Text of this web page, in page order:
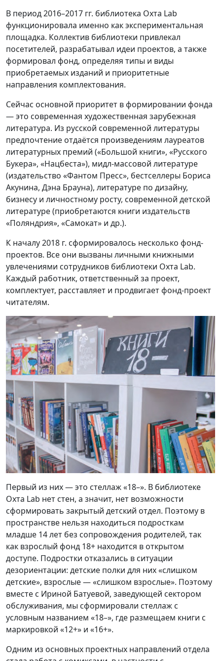
В период 2016–2017 гг. библиотека Oxта Lab
функционировала именно как экспериментальная
площадка. Коллектив библиотеки привлекал
посетителей, разрабатывал идеи проектов, а также
формировал фонд, определяя типы и виды
приобретаемых изданий и приоритетные
направления комплектования.
Сейчас основной приоритет в формировании фонда
— это современная художественная зарубежная
литература. Из русской современной литературы
предпочтение отдаётся произведениям лауреатов
литературных премий («Большой книги», «Русского
Букера», «Нацбеста»), мидл-массовой литературе
(издательство «Фантом Пресс», бестселлеры Бориса
Акунина, Дэна Брауна), литературе по дизайну,
бизнесу и личностному росту, современной детской
литературе (приобретаются книги издательств
«Поляндрия», «Самокат» и др.).
К началу 2018 г. сформировалось несколько фонд-
проектов. Все они вызваны личными книжными
увлечениями сотрудников библиотеки Oxта Lab.
Каждый работник, ответственный за проект,
комплектует, расставляет и продвигает фонд-проект
читателям.
Первый из них — это стеллаж «18–». В библиотеке
Oxта Lab нет стен, а значит, нет возможности
сформировать закрытый детский отдел. Поэтому в
пространстве нельзя находиться подросткам
младше 14 лет без сопровождения родителей, так
как взрослый фонд 18+ находится в открытом
доступе. Подростки отказались в ситуации
дезориентации: детские полки для них «слишком
детские», взрослые — «слишком взрослые». Поэтому
вместе с Ириной Батуевой, заведующей сектором
обслуживания, мы сформировали стеллаж с
условным названием «18–», где размещаем книги с
маркировкой «12+» и «16+».
Одним из основных проектных направлений отдела